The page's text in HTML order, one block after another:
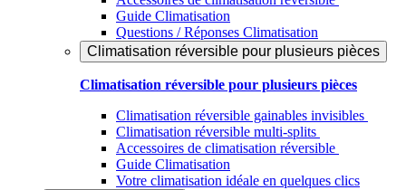
Guide Climatisation
Questions / Réponses Climatisation
Climatisation réversible pour plusieurs pièces
Climatisation réversible pour plusieurs pièces
Climatisation réversible gainables invisibles
Climatisation réversible multi-splits
Accessoires de climatisation réversible
Guide Climatisation
Votre climatisation idéale en quelques clics